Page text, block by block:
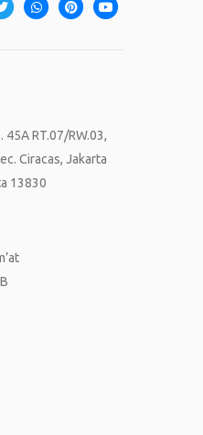
RT.07/RW.03,
Ciracas, Jakarta
13830